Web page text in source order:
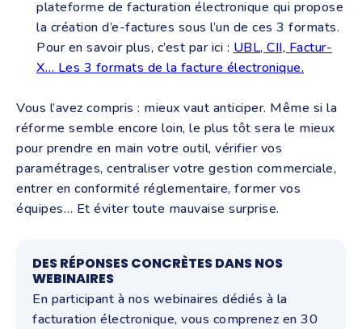
plateforme de facturation électronique qui propose
la création d’e-factures sous l’un de ces 3 formats.
Pour en savoir plus, c’est par ici : UBL, CII, Factur-
X… Les 3 formats de la facture électronique.
Vous l’avez compris : mieux vaut anticiper. Même si la
réforme semble encore loin, le plus tôt sera le mieux
pour prendre en main votre outil, vérifier vos
paramétrages, centraliser votre gestion commerciale,
entrer en conformité réglementaire, former vos
équipes… Et éviter toute mauvaise surprise.
DES RÉPONSES CONCRÈTES DANS NOS
WEBINAIRES
En participant à nos webinaires dédiés à la
facturation électronique, vous comprenez en 30